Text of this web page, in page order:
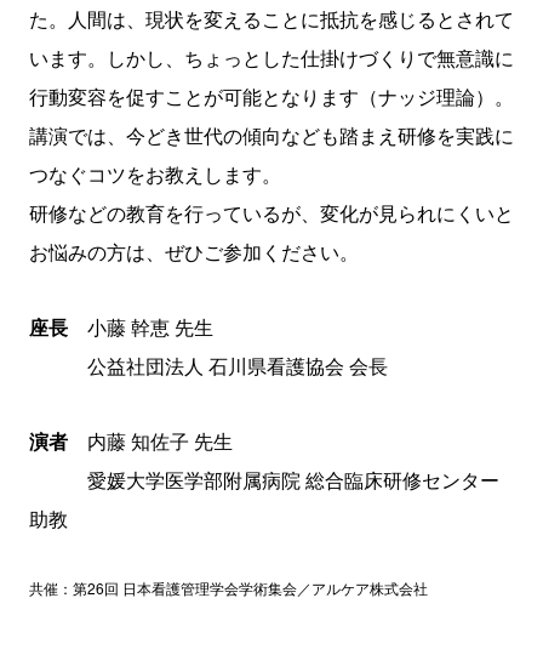
た。人間は、現状を変えることに抵抗を感じるとされて
います。しかし、ちょっとした仕掛けづくりで無意識に
行動変容を促すことが可能となります（ナッジ理論）。
講演では、今どき世代の傾向なども踏まえ研修を実践に
つなぐコツをお教えします。
研修などの教育を行っているが、変化が見られにくいと
お悩みの方は、ぜひご参加ください。
座長 小藤 幹恵 先生
公益社団法人 石川県看護協会 会長
演者 内藤 知佐子 先生
愛媛大学医学部附属病院 総合臨床研修センター
助教
共催：第26回 日本看護管理学会学術集会／アルケア株式会社